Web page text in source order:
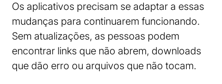
Os aplicativos precisam se adaptar a essas
mudanças para continuarem funcionando.
Sem atualizações, as pessoas podem
encontrar links que não abrem, downloads
que dão erro ou arquivos que não tocam.